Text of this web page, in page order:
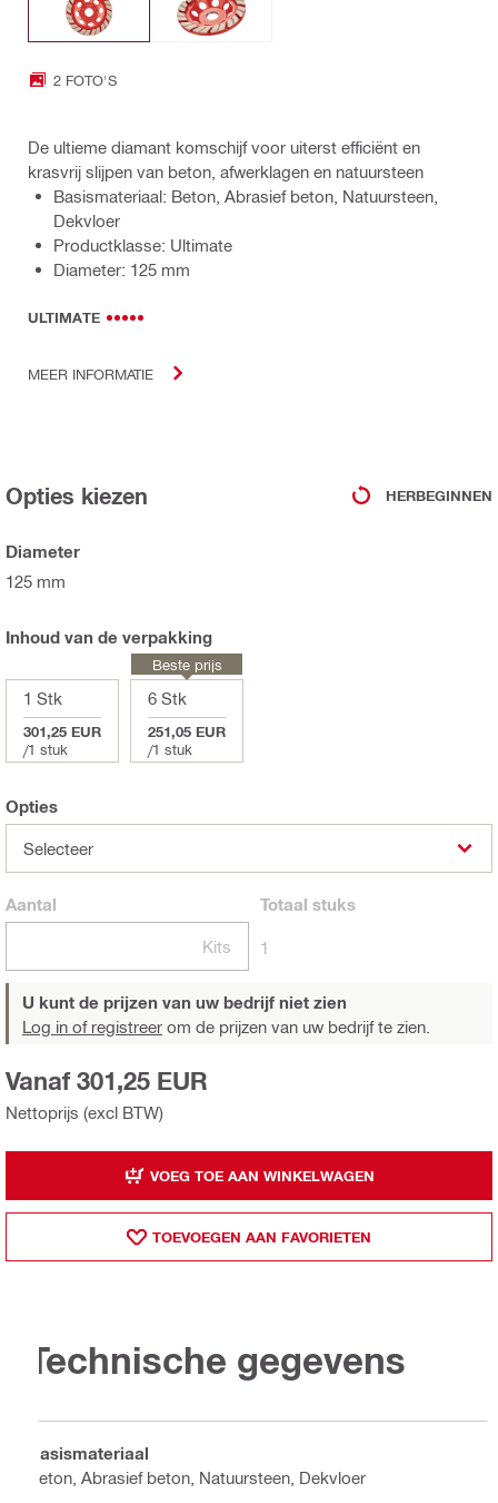
2 FOTO'S
De ultieme diamant komschijf voor uiterst efficiënt en
krasvrij slijpen van beton, afwerklagen en natuursteen
Basismateriaal: Beton, Abrasief beton, Natuursteen,
Dekvloer
Productklasse: Ultimate
Diameter: 125 mm
ULTIMATE
MEER INFORMATIE
Opties kiezen HERBEGINNEN
Diameter
125 mm
Inhoud van de verpakking
1 Stk
301,25 EUR
/1 stuk
6 Stk
251,05 EUR
/1 stuk
Beste prijs
Opties
Selecteer
Aantal
Kits
Totaal stuks
1
U kunt de prijzen van uw bedrijf niet zien
Log in of registreer om de prijzen van uw bedrijf te zien.
Nettoprijs (excl BTW)
Vanaf 301,25 EUR
VOEG TOE AAN WINKELWAGEN
TOEVOEGEN AAN FAVORIETEN
Technische gegevens
Basismateriaal
Beton, Abrasief beton, Natuursteen, Dekvloer